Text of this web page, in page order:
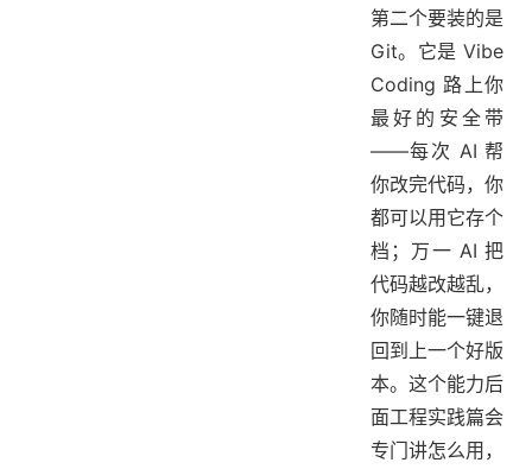
第二个要装的是
Git。它是 Vibe
Coding 路上你
最好的安全带
——每次 AI 帮
你改完代码，你
都可以用它存个
档；万一 AI 把
代码越改越乱，
你随时能一键退
回到上一个好版
本。这个能力后
面工程实践篇会
专门讲怎么用，